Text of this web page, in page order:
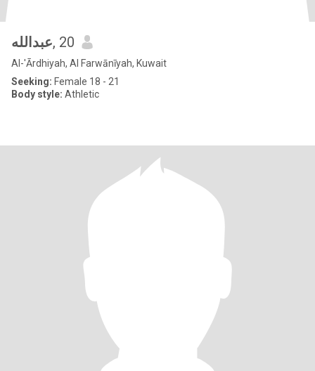
عبدالله, 20
Al-'Ārdhiyah, Al Farwānīyah, Kuwait
Seeking: Female 18 - 21
Body style: Athletic